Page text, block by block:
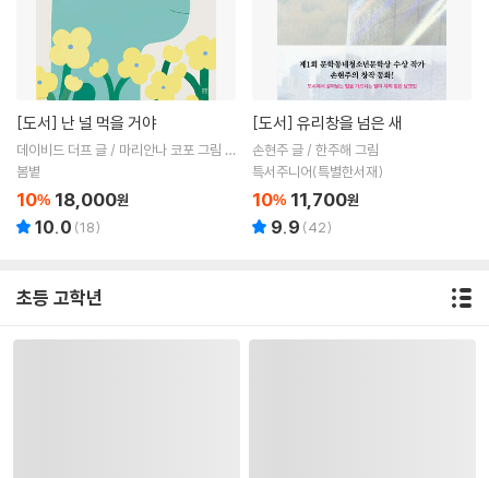
[도서] 난 널 먹을 거야
데이비드 더프 글 / 마리안나 코포 그림 /
김지은 역
봄볕
10% 18,000원
10.0 (18)
[도서] 유리창을 넘은 새
손현주 글 / 한주해 그림
특서주니어(특별한서재)
10% 11,700원
9.9 (42)
초등 고학년